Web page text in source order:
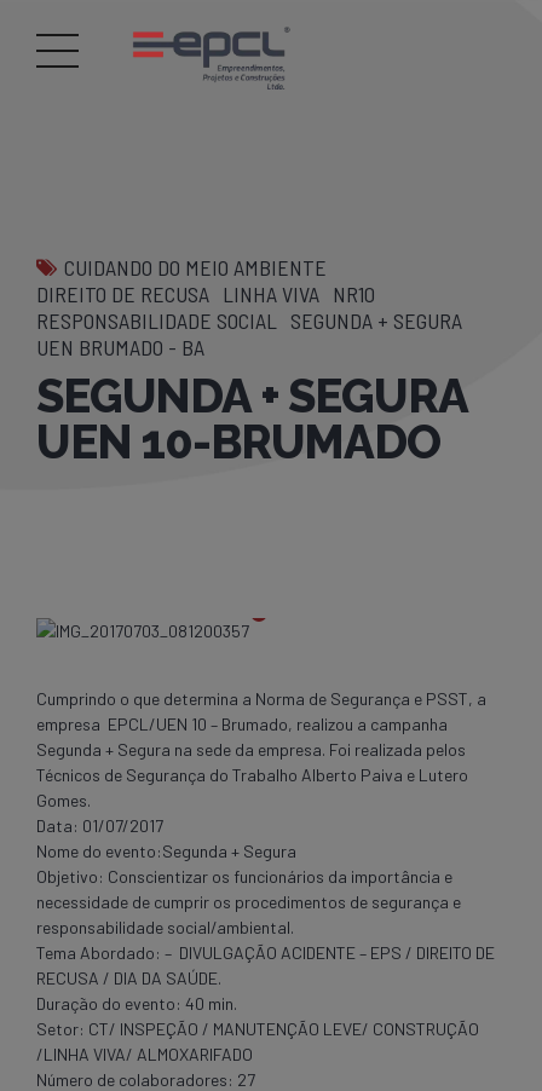
CUIDANDO DO MEIO AMBIENTE
DIREITO DE RECUSA LINHA VIVA NR10
RESPONSABILIDADE SOCIAL
SEGUNDA + SEGURA
UEN BRUMADO - BA
SEGUNDA + SEGURA
UEN 10-BRUMADO
Cumprindo o que determina a Norma de Segurança e PSST, a
empresa EPCL/UEN 10 – Brumado, realizou a campanha
Segunda + Segura na sede da empresa. Foi realizada pelos
Técnicos de Segurança do Trabalho Alberto Paiva e Lutero
Gomes.
Data: 01/07/2017
Nome do evento:Segunda + Segura
Objetivo: Conscientizar os funcionários da importância e
necessidade de cumprir os procedimentos de segurança e
responsabilidade social/ambiental.
Tema Abordado: – DIVULGAÇÃO ACIDENTE – EPS / DIREITO DE
RECUSA / DIA DA SAÚDE.
Duração do evento: 40 min.
Setor: CT/ INSPEÇÃO / MANUTENÇÃO LEVE/ CONSTRUÇÃO
/LINHA VIVA/ ALMOXARIFADO
Número de colaboradores: 27